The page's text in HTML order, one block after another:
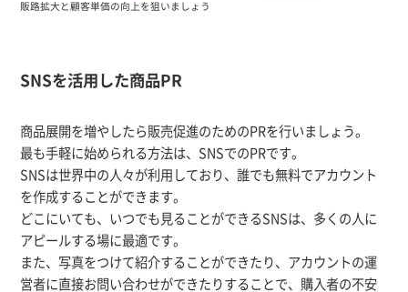
販路拡大と顧客単価の向上を狙いましょう
SNSを活用した商品PR
商品展開を増やしたら販売促進のためのPRを行いましょう。
最も手軽に始められる方法は、SNSでのPRです。
SNSは世界中の人々が利用しており、誰でも無料でアカウント
を作成することができます。
どこにいても、いつでも見ることができるSNSは、多くの人に
アピールする場に最適です。
また、写真をつけて紹介することができたり、アカウントの運
営者に直接お問い合わせができたりすることで、購入者の不安